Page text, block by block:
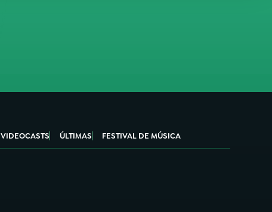
VIDEOCASTS ÚLTIMAS FESTIVAL DE MÚSICA